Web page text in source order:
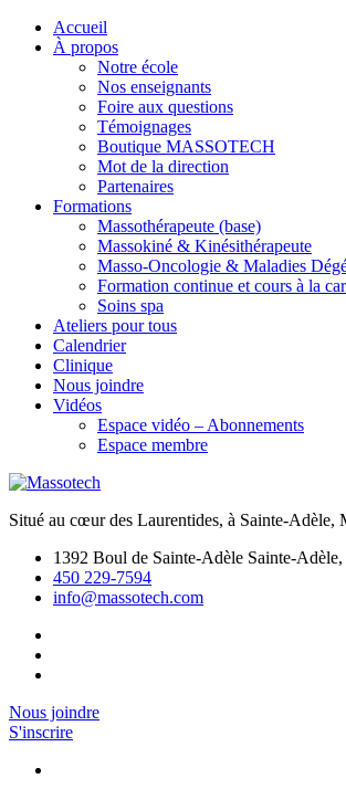
Accueil
À propos
Notre école
Nos enseignants
Foire aux questions
Témoignages
Boutique MASSOTECH
Mot de la direction
Partenaires
Formations
Massothérapeute (base)
Massokiné & Kinésithérapeute
Masso-Oncologie & Maladies
Formation continue et cours à la
Soins spa
Ateliers pour tous
Calendrier
Clinique
Nous joindre
Vidéos
Espace vidéo – Abonnements
Espace membre
Situé au cœur des Laurentides, à Sainte-Adèle,
1392 Boul de Sainte-Adèle Sainte-
450 229-7594
info@massotech.com
Nous joindre
S'inscrire